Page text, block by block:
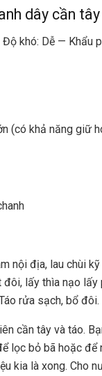
dây cần tây
khó: Dễ — Khẩu
(có khả năng giữ
nội địa, lau chùi
đôi, lấy thìa nạo
rửa sạch, bổ đôi.
cần tây và táo.
lọc bỏ bã hoặc để
kia là xong. Cho